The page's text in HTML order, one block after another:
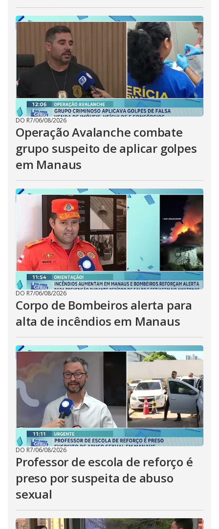
DO R7/06/08/2026
Operação Avalanche combate
grupo suspeito de aplicar golpes
em Manaus
DO R7/06/08/2026
Corpo de Bombeiros alerta para
alta de incêndios em Manaus
DO R7/06/08/2026
Professor de escola de reforço é
preso por suspeita de abuso
sexual